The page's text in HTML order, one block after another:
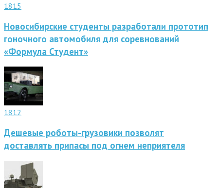
1815
Новосибирские студенты разработали прототип
гоночного автомобиля для соревнований
«Формула Студент»
1812
Дешевые роботы-грузовики позволят
доставлять припасы под огнем неприятеля